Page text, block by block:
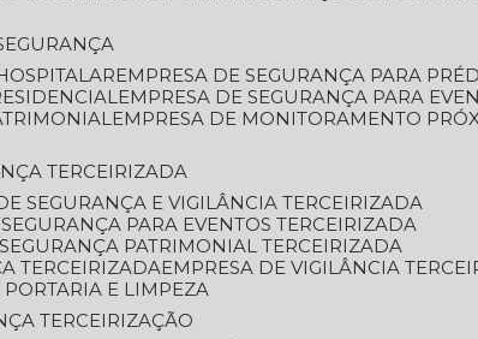
EMPRESA DE SEGURANÇA PARA
EMPRESA DE SEGURANÇA PARA
EMPRESA DE MONITORAMENTO
TERCEIRIZADA
DE SEGURANÇA E VIGILÂNCIA TERCEIRIZADA
SEGURANÇA PARA EVENTOS TERCEIRIZADA
SEGURANÇA PATRIMONIAL TERCEIRIZADA
TERCEIRIZADA
EMPRESA DE VIGILÂNCIA
PORTARIA E LIMPEZA
TERCEIRIZAÇÃO